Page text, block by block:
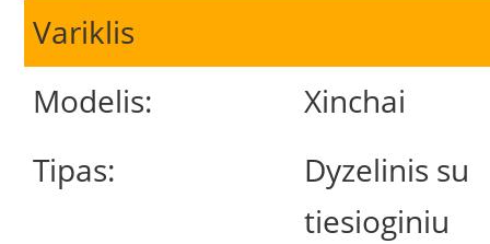
Variklis
Modelis:
Xinchai
Tipas:
Dyzelinis su
tiesioginiu